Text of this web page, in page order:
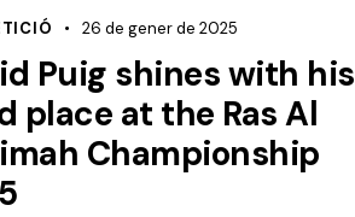
26 de gener de 2025
Puig shines with his
place at the Ras Al
Championship